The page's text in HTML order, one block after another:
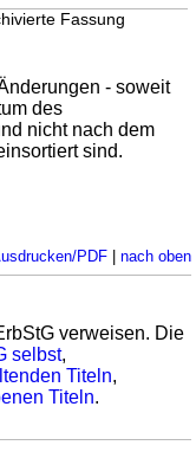
Fassung
- soweit
des
nicht nach dem
sind.
PDF| nach oben
verweisen. Die
selbst,
Titeln,
Titeln.